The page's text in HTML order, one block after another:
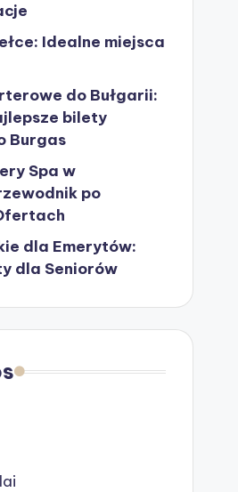
Idealne miejsca
do Bułgarii:
bilety
Burgas
Spa w
po
dla Emerytów:
dla Seniorów